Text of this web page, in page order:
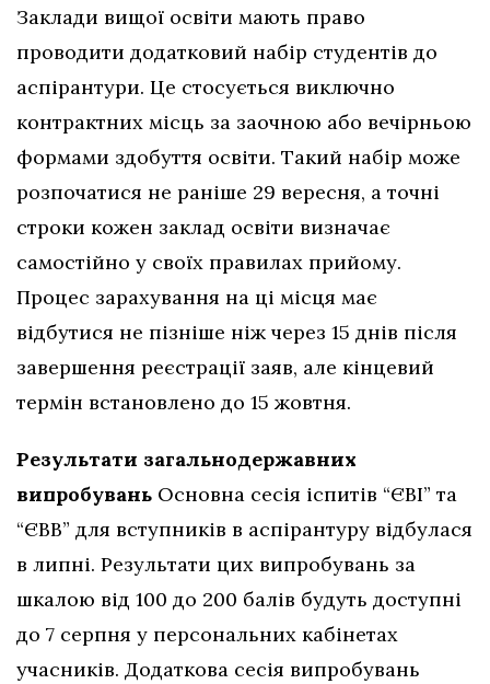
Заклади вищої освіти мають право
проводити додатковий набір студентів до
аспірантури. Це стосується виключно
контрактних місць за заочною або вечірньою
формами здобуття освіти. Такий набір може
розпочатися не раніше 29 вересня, а точні
строки кожен заклад освіти визначає
самостійно у своїх правилах прийому.
Процес зарахування на ці місця має
відбутися не пізніше ніж через 15 днів після
завершення реєстрації заяв, але кінцевий
термін встановлено до 15 жовтня.
Результати загальнодержавних
випробувань Основна сесія іспитів “ЄВІ” та
“ЄВВ” для вступників в аспірантуру відбулася
в липні. Результати цих випробувань за
шкалою від 100 до 200 балів будуть доступні
до 7 серпня у персональних кабінетах
учасників. Додаткова сесія випробувань